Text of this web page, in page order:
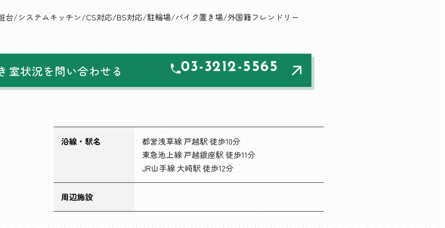
台 システムキッチン CS対応 BS対応 駐輪場 バイク置き場 外国籍フレンドリー
室状況を問い合わせる 03-3212-5565
沿線・駅名
都営浅草線 戸越駅 徒歩10分
東急池上線 戸越銀座駅 徒歩11分
JR山手線 大崎駅 徒歩12分
周辺施設